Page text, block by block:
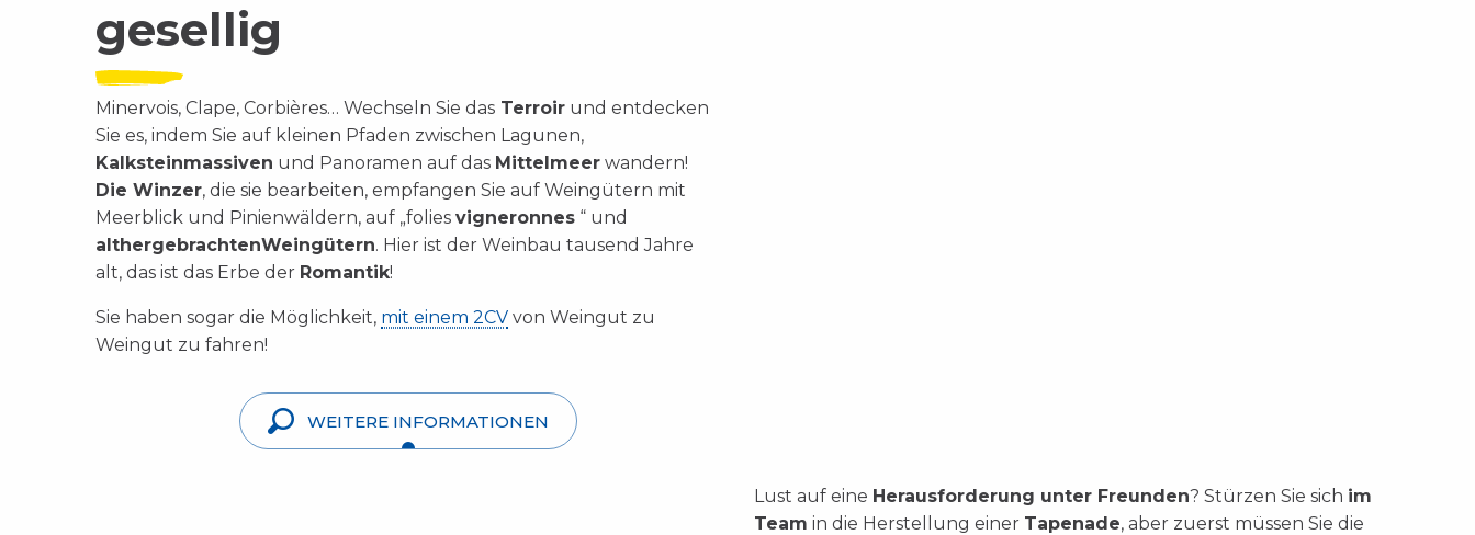
gesellig
Minervois, Clape, Corbières… Wechseln Sie das Terroir und entdecken
Sie es, indem Sie auf kleinen Pfaden zwischen Lagunen,
Kalksteinmassiven und Panoramen auf das Mittelmeer wandern!
Die Winzer, die sie bearbeiten, empfangen Sie auf Weingütern mit
Meerblick und Pinienwäldern, auf „folies vigneronnes “ und
althergebrachtenWeingütern. Hier ist der Weinbau tausend Jahre
alt, das ist das Erbe der Romantik!
Sie haben sogar die Möglichkeit, mit einem 2CV von Weingut zu
Weingut zu fahren!
WEITERE INFORMATIONEN
Lust auf eine Herausforderung unter Freunden? Stürzen Sie sich im
Team in die Herstellung einer Tapenade, aber zuerst müssen Sie die